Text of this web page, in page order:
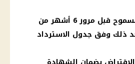
الاسترداد: غير مسموح قبل مرور 6 أشهر من
ذلك وفق جدول الاسترداد